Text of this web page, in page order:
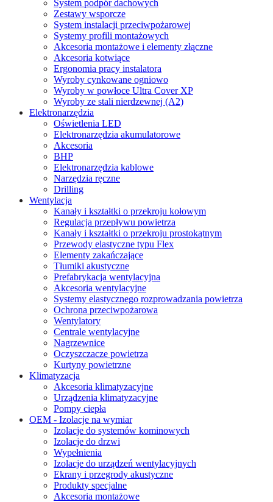
System podpór dachowych
Zestawy wsporcze
System instalacji przeciwpożarowej
Systemy profili montażowych
Akcesoria montażowe i elementy złączne
Akcesoria kotwiące
Ergonomia pracy instalatora
Wyroby cynkowane ogniowo
Wyroby w powłoce Ultra Cover XP
Wyroby ze stali nierdzewnej (A2)
Elektronarzędzia
Oświetlenia LED
Elektronarzędzia akumulatorowe
Akcesoria
BHP
Elektronarzędzia kablowe
Narzędzia ręczne
Drilling
Wentylacja
Kanały i kształtki o przekroju kołowym
Regulacja przepływu powietrza
Kanały i kształtki o przekroju prostokątnym
Przewody elastyczne typu Flex
Elementy zakańczające
Tłumiki akustyczne
Prefabrykacja wentylacyjna
Akcesoria wentylacyjne
Systemy elastycznego rozprowadzania powietrza
Ochrona przeciwpożarowa
Wentylatory
Centrale wentylacyjne
Nagrzewnice
Oczyszczacze powietrza
Kurtyny powietrzne
Klimatyzacja
Akcesoria klimatyzacyjne
Urządzenia klimatyzacyjne
Pompy ciepła
OEM - Izolacje na wymiar
Izolacje do systemów kominowych
Izolacje do drzwi
Wypełnienia
Izolacje do urządzeń wentylacyjnych
Ekrany i przegrody akustyczne
Produkty specjalne
Akcesoria montażowe